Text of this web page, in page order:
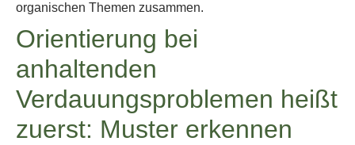
organischen Themen zusammen.
Orientierung bei
anhaltenden
Verdauungsproblemen heißt
zuerst: Muster erkennen